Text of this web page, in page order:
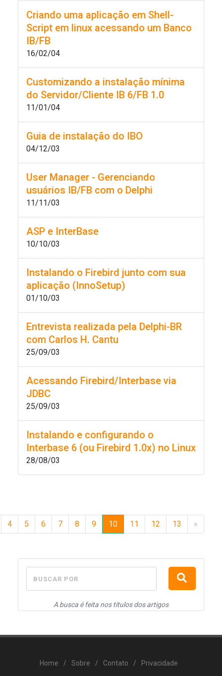
Criando uma aplicação em Shell-
Script em linux acessando um Banco
IB/FB
16/02/04
Customizando a instalação mínima
do Servidor/Cliente IB 6/FB 1.0
11/01/04
Guia de instalação do IBO
04/12/03
User Manager - Gerenciando
usuários IB/FB com o Delphi
11/11/03
ASP e InterBase
10/10/03
Instalando o Firebird junto com sua
aplicação (InnoSetup)
01/10/03
Entrevista realizada pela Delphi-BR
com Carlos H. Cantu
25/09/03
Acessando Firebird/Interbase via
JDBC
25/09/03
Instalando e configurando o
Interbase 6 (ou Firebird 1.0x) no Linux
28/08/03
4 5 6 7 8 9 10 11 12 13 »
BUSCAR POR
A busca é feita nos títulos dos artigos
Home / Sobre / Contato / Privacidade